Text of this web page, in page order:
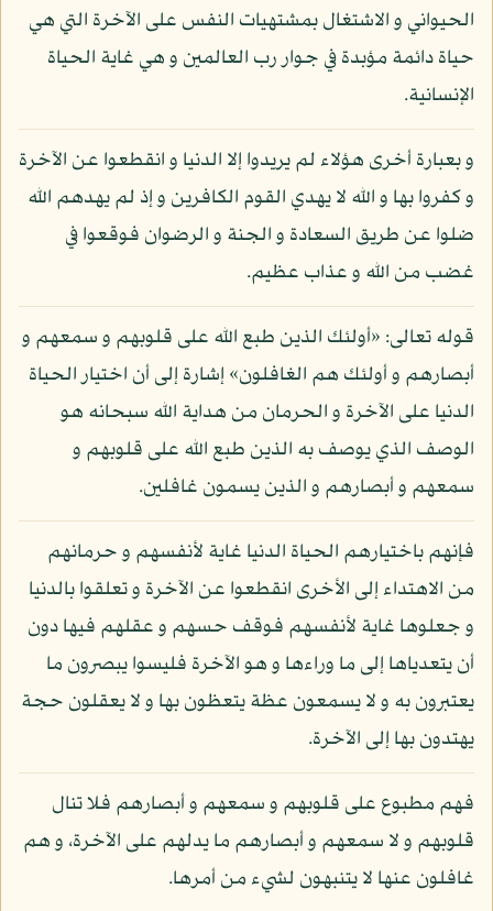
الحيواني و الاشتغال بمشتهيات النفس على الآخرة التي هي
حياة دائمة مؤبدة في جوار رب العالمين و هي غاية الحياة
الإنسانية.
و بعبارة أخرى هؤلاء لم يريدوا إلا الدنيا و انقطعوا عن الآخرة
و كفروا بها و الله لا يهدي القوم الكافرين و إذ لم يهدهم الله
ضلوا عن طريق السعادة و الجنة و الرضوان فوقعوا في
غضب من الله و عذاب عظيم.
قوله تعالى: «أولئك الذين طبع الله على قلوبهم و سمعهم و
أبصارهم و أولئك هم الغافلون» إشارة إلى أن اختيار الحياة
الدنيا على الآخرة و الحرمان من هداية الله سبحانه هو
الوصف الذي يوصف به الذين طبع الله على قلوبهم و
سمعهم و أبصارهم و الذين يسمون غافلين.
فإنهم باختيارهم الحياة الدنيا غاية لأنفسهم و حرمانهم
من الاهتداء إلى الأخرى انقطعوا عن الآخرة و تعلقوا بالدنيا
و جعلوها غاية لأنفسهم فوقف حسهم و عقلهم فيها دون
أن يتعدياها إلى ما وراءها و هو الآخرة فليسوا يبصرون ما
يعتبرون به و لا يسمعون عظة يتعظون بها و لا يعقلون حجة
يهتدون بها إلى الآخرة.
فهم مطبوع على قلوبهم و سمعهم و أبصارهم فلا تنال
قلوبهم و لا سمعهم و أبصارهم ما يدلهم على الآخرة، و هم
غافلون عنها لا يتنبهون لشيء من أمرها.